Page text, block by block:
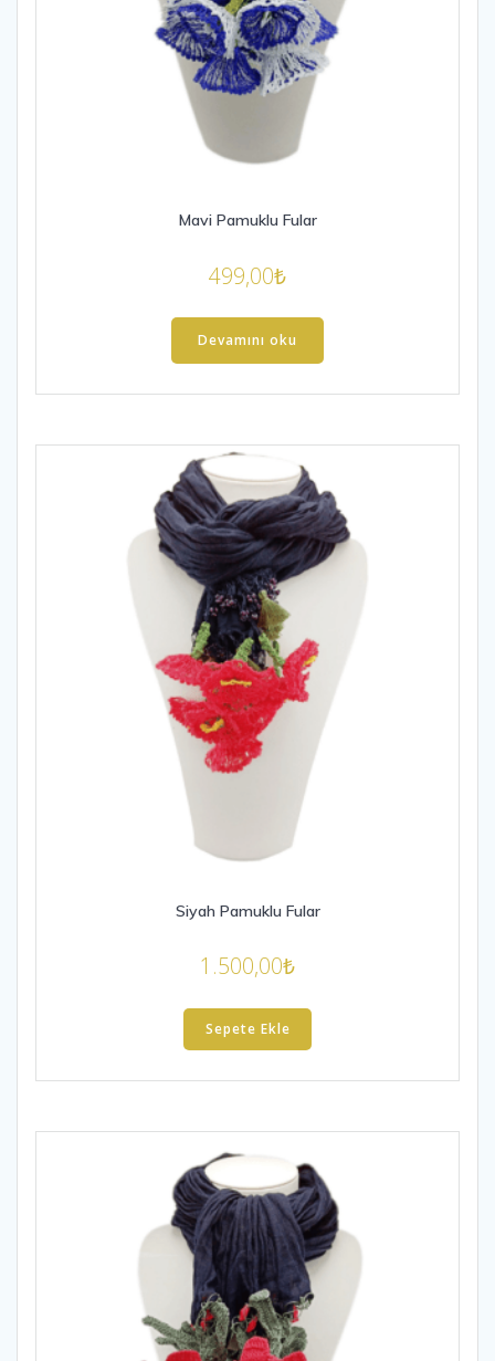
Mavi Pamuklu Fular
499,00₺
Devamını oku
Siyah Pamuklu Fular
1.500,00₺
Sepete Ekle